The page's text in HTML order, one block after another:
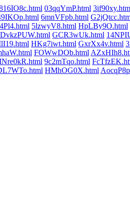
03qqYmP.html
6mnVFpb.html
5lzwyV8.html HpLBy9O.html
DvkzPUW.html GCR3wUk.html
HKg7iwt.html GxrXx4v.html
FOWwDOb.html
9c2mTqo.html
HMhOG0X.html